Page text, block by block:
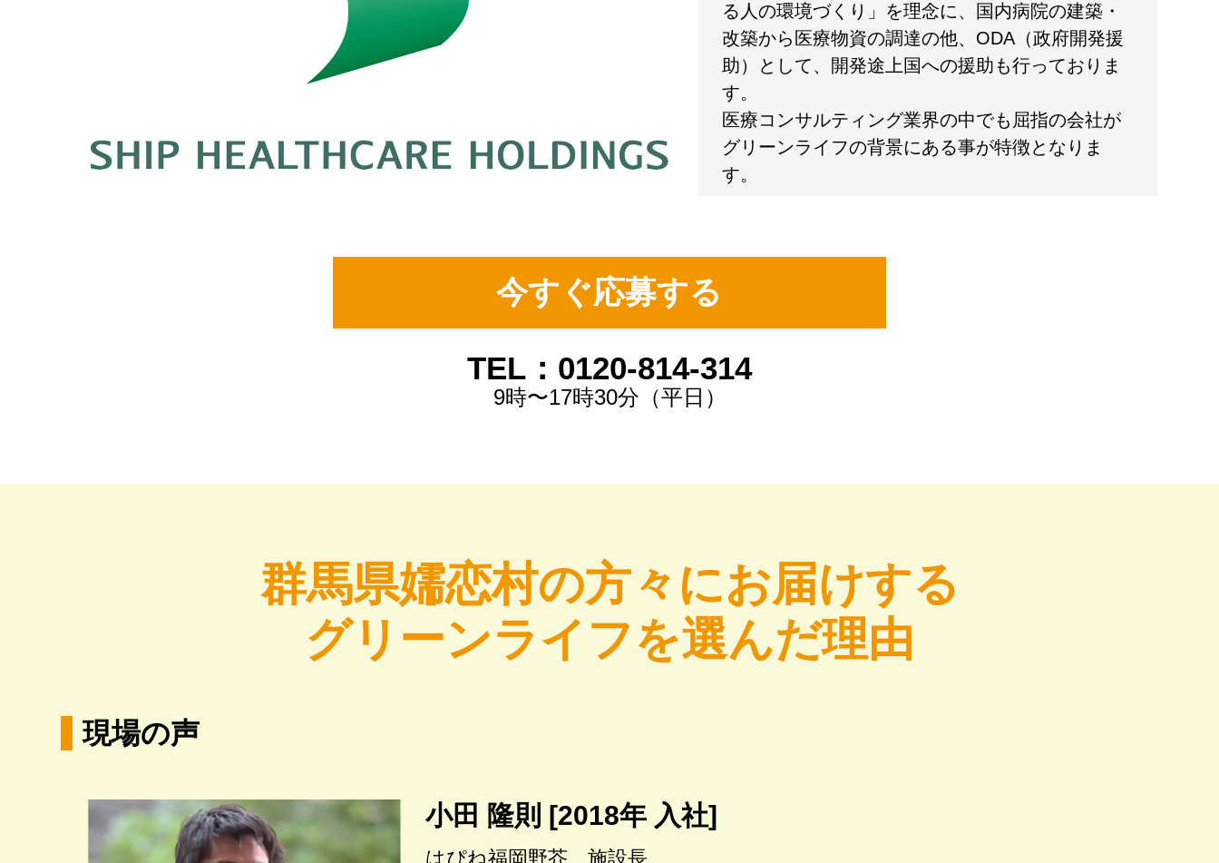
る人の環境づくり」を理念に、国内病院の建築・
改築から医療物資の調達の他、ODA（政府開発援
助）として、開発途上国への援助も行っておりま
す。
医療コンサルティング業界の中でも屈指の会社が
グリーンライフの背景にある事が特徴となりま
す。
今すぐ応募する
TEL：0120-814-314
9時〜17時30分（平日）
群馬県嬬恋村の方々にお届けする
グリーンライフを選んだ理由
現場の声
小田 隆則 [2018年 入社]
はぴね福岡野芥 施設長